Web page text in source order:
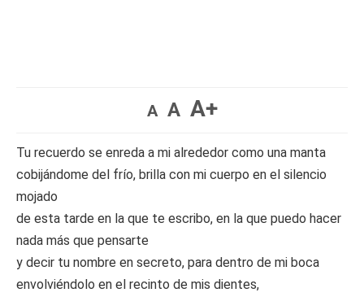
A A A+
Tu recuerdo se enreda a mi alrededor como una manta
cobijándome del frío, brilla con mi cuerpo en el silencio
mojado
de esta tarde en la que te escribo, en la que puedo hacer
nada más que pensarte
y decir tu nombre en secreto, para dentro de mi boca
envolviéndolo en el recinto de mis dientes,